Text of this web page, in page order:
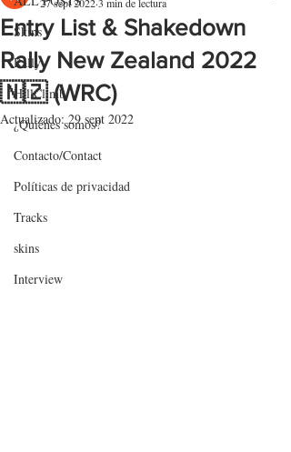
Skins
Rally
HillClimb
¿Quiénes somos?
Contacto/Contact
Políticas de privacidad
Tracks
skins
Interview
Entry List & Shakedown
Rally New Zealand 2022
🇳🇿 (WRC)
Actualizado:29 sept 2022